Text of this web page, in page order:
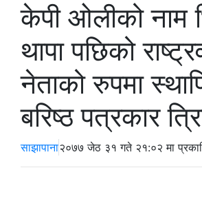
केपी ओलीको नाम
थापा पछिको
नेताको रुपमा
बरिष्ठ पत्रकार
साझापाना२०७७ जेठ ३१ गते २१:०२ मा